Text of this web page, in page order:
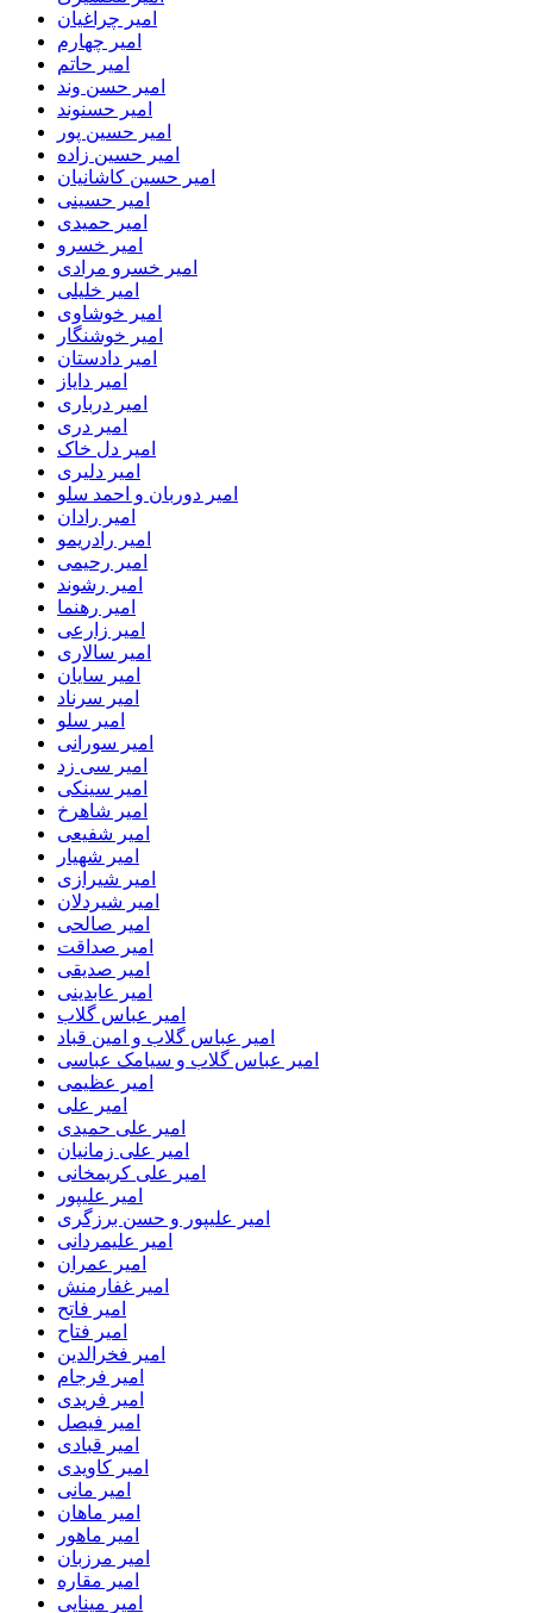
امیر چراغیان
امیر چهارم
امیر حاتم
امیر حسن وند
امیر حسنوند
امیر حسین پور
امیر حسین زاده
امیر حسین کاشانیان
امیر حسینی
امیر حمیدی
امیر خسرو
امیر خسرو مرادی
امیر خلیلی
امیر خوشاوی
امیر خوشنگار
امیر دادستان
امیر دایاز
امیر درباری
امیر دری
امیر دل خاک
امیر دلیری
امیر دوربان و احمد سلو
امیر رادان
امیر رادریمو
امیر رحیمی
امیر رشوند
امیر رهنما
امیر زارعی
امیر سالاری
امیر سایان
امیر سرناد
امیر سلو
امیر سورانی
امیر سی زد
امیر سینکی
امیر شاهرخ
امیر شفیعی
امیر شهیار
امیر شیرازی
امیر شیردلان
امیر صالحی
امیر صداقت
امیر صدیقی
امیر عابدینی
امیر عباس گلاب
امیر عباس گلاب و امین قباد
امیر عباس گلاب و سیامک عباسی
امیر عظیمی
امیر علی
امیر علی حمیدی
امیر علی زمانیان
امیر علی کریمخانی
امیر علیپور
امیر علیپور و حسن برزگری
امیر علیمردانی
امیر عمران
امیر غفارمنش
امیر فاتح
امیر فتاح
امیر فخرالدین
امیر فرجام
امیر فریدی
امیر فیصل
امیر قبادی
امیر کاویدی
امیر مانی
امیر ماهان
امیر ماهور
امیر مرزبان
امیر مقاره
امیر مینایی